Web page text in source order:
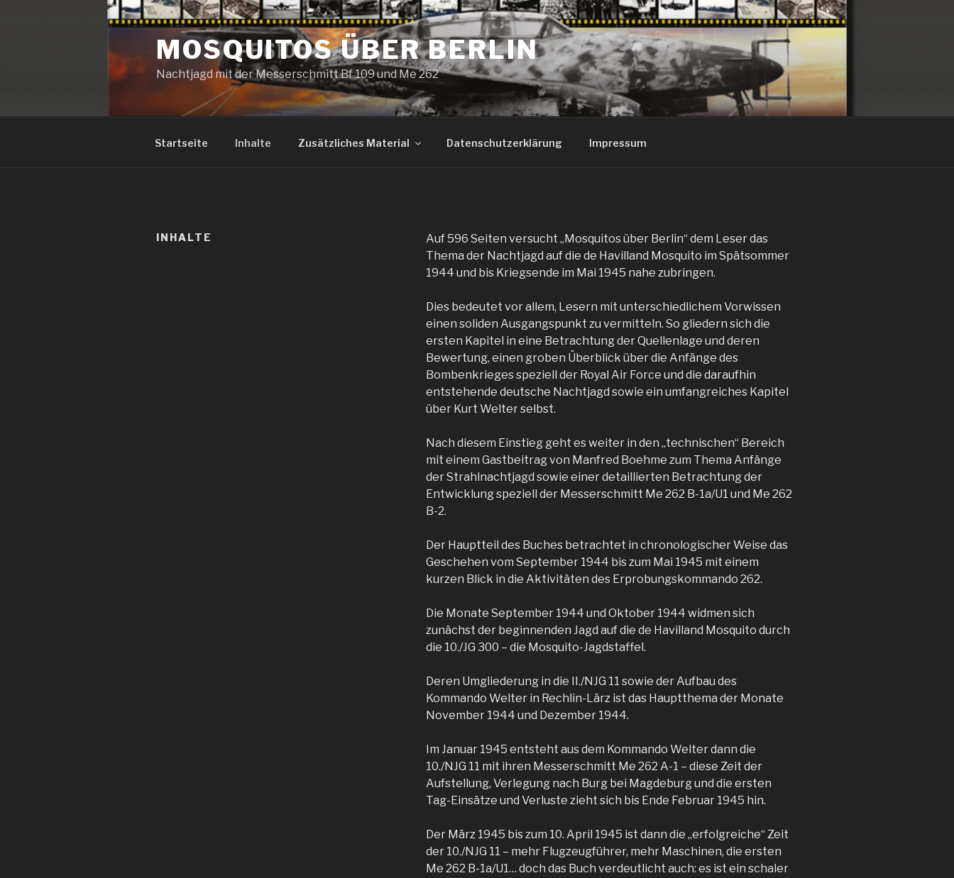
MOSQUITOS ÜBER BERLIN
Nachtjagd mit der Messerschmitt Bf 109 und Me 262
Startseite Inhalte Zusätzliches Material Datenschutzerklärung Impressum
INHALTE
Auf 596 Seiten versucht „Mosquitos über Berlin“ dem Leser das
Thema der Nachtjagd auf die de Havilland Mosquito im Spätsommer
1944 und bis Kriegsende im Mai 1945 nahe zubringen.
Dies bedeutet vor allem, Lesern mit unterschiedlichem Vorwissen
einen soliden Ausgangspunkt zu vermitteln. So gliedern sich die
ersten Kapitel in eine Betrachtung der Quellenlage und deren
Bewertung, einen groben Überblick über die Anfänge des
Bombenkrieges speziell der Royal Air Force und die daraufhin
entstehende deutsche Nachtjagd sowie ein umfangreiches Kapitel
über Kurt Welter selbst.
Nach diesem Einstieg geht es weiter in den „technischen“ Bereich
mit einem Gastbeitrag von Manfred Boehme zum Thema Anfänge
der Strahlnachtjagd sowie einer detaillierten Betrachtung der
Entwicklung speziell der Messerschmitt Me 262 B-1a/U1 und Me 262
B-2.
Der Hauptteil des Buches betrachtet in chronologischer Weise das
Geschehen vom September 1944 bis zum Mai 1945 mit einem
kurzen Blick in die Aktivitäten des Erprobungskommando 262.
Die Monate September 1944 und Oktober 1944 widmen sich
zunächst der beginnenden Jagd auf die de Havilland Mosquito durch
die 10./JG 300 – die Mosquito-Jagdstaffel.
Deren Umgliederung in die II./NJG 11 sowie der Aufbau des
Kommando Welter in Rechlin-Lärz ist das Hauptthema der Monate
November 1944 und Dezember 1944.
Im Januar 1945 entsteht aus dem Kommando Welter dann die
10./NJG 11 mit ihren Messerschmitt Me 262 A-1 – diese Zeit der
Aufstellung, Verlegung nach Burg bei Magdeburg und die ersten
Tag-Einsätze und Verluste zieht sich bis Ende Februar 1945 hin.
Der März 1945 bis zum 10. April 1945 ist dann die „erfolgreiche“ Zeit
der 10./NJG 11 – mehr Flugzeugführer, mehr Maschinen, die ersten
Me 262 B-1a/U1… doch das Buch verdeutlicht auch: es ist ein schaler